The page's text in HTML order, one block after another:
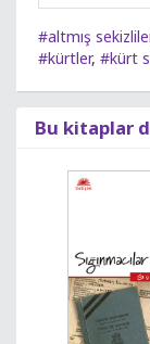
#altmış
#kürtler, #kürt
Bu kitaplar